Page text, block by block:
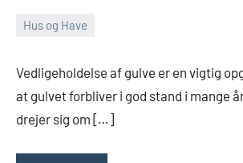
Hus og Have
2025
Vedligeholdelse af gulve er en vigtig
at gulvet forbliver i god stand i mange
drejer sig om […]